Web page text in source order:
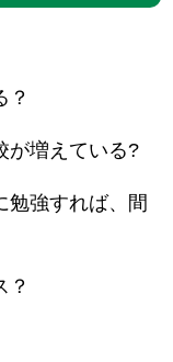
？
が増えている?
勉強すれば、間
？